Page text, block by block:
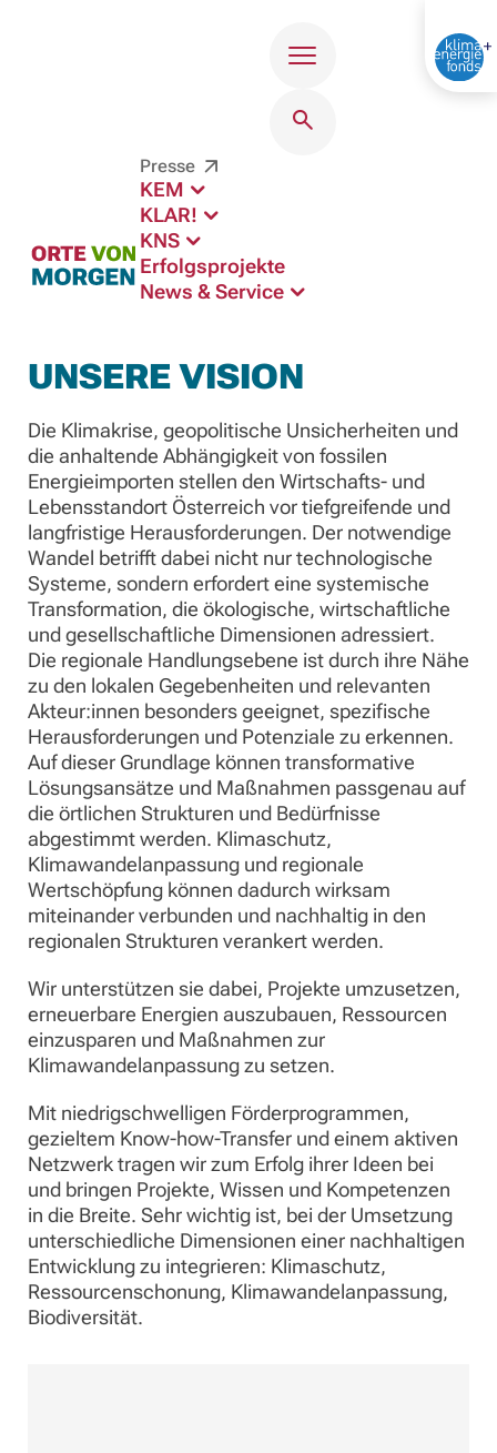
Presse
KEM
KLAR!
KNS
Erfolgsprojekte
News & Service
UNSERE VISION
Die Klimakrise, geopolitische Unsicherheiten und
die anhaltende Abhängigkeit von fossilen
Energieimporten stellen den Wirtschafts- und
Lebensstandort Österreich vor tiefgreifende und
langfristige Herausforderungen. Der notwendige
Wandel betrifft dabei nicht nur technologische
Systeme, sondern erfordert eine systemische
Transformation, die ökologische, wirtschaftliche
und gesellschaftliche Dimensionen adressiert.
Die regionale Handlungsebene ist durch ihre Nähe
zu den lokalen Gegebenheiten und relevanten
Akteur:innen besonders geeignet, spezifische
Herausforderungen und Potenziale zu erkennen.
Auf dieser Grundlage können transformative
Lösungsansätze und Maßnahmen passgenau auf
die örtlichen Strukturen und Bedürfnisse
abgestimmt werden. Klimaschutz,
Klimawandelanpassung und regionale
Wertschöpfung können dadurch wirksam
miteinander verbunden und nachhaltig in den
regionalen Strukturen verankert werden.
Wir unterstützen sie dabei, Projekte umzusetzen,
erneuerbare Energien auszubauen, Ressourcen
einzusparen und Maßnahmen zur
Klimawandelanpassung zu setzen.
Mit niedrigschwelligen Förderprogrammen,
gezieltem Know-how-Transfer und einem aktiven
Netzwerk tragen wir zum Erfolg ihrer Ideen bei
und bringen Projekte, Wissen und Kompetenzen
in die Breite. Sehr wichtig ist, bei der Umsetzung
unterschiedliche Dimensionen einer nachhaltigen
Entwicklung zu integrieren: Klimaschutz,
Ressourcenschonung, Klimawandelanpassung,
Biodiversität.